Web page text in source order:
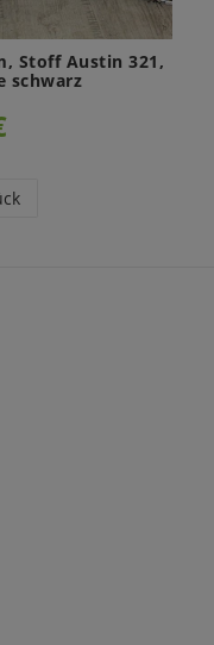
Stoff Austin 321,
schwarz